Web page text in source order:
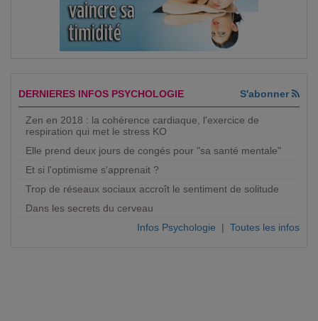
DERNIERES INFOS PSYCHOLOGIE S'abonner
Zen en 2018 : la cohérence cardiaque, l'exercice de
respiration qui met le stress KO
Elle prend deux jours de congés pour "sa santé mentale"
Et si l'optimisme s'apprenait ?
Trop de réseaux sociaux accroît le sentiment de solitude
Dans les secrets du cerveau
Infos Psychologie | Toutes les infos